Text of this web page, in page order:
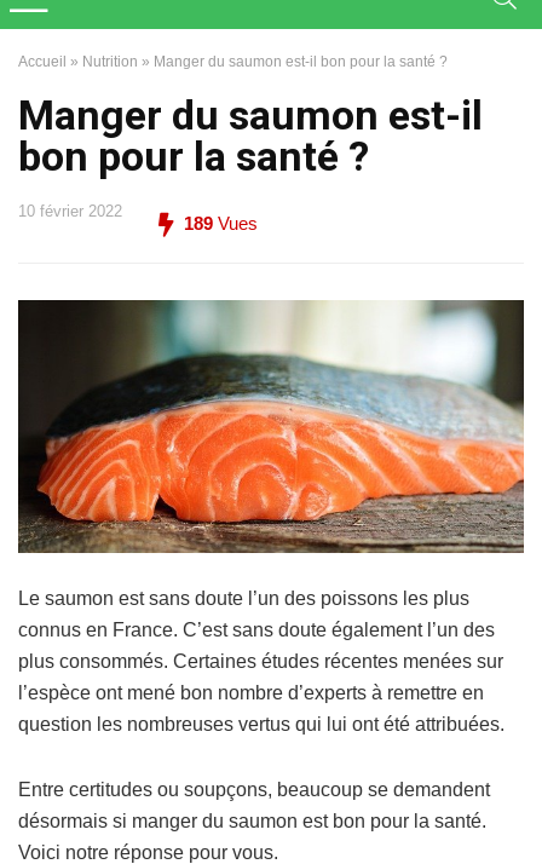
Accueil » Nutrition » Manger du saumon est-il bon pour la santé ?
Manger du saumon est-il
bon pour la santé ?
10 février 2022
189 Vues
Le saumon est sans doute l’un des poissons les plus
connus en France. C’est sans doute également l’un des
plus consommés. Certaines études récentes menées sur
l’espèce ont mené bon nombre d’experts à remettre en
question les nombreuses vertus qui lui ont été attribuées.
Entre certitudes ou soupçons, beaucoup se demandent
désormais si manger du saumon est bon pour la santé.
Voici notre réponse pour vous.